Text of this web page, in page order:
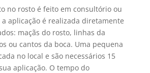
no rosto é feito em consultório ou
aplicação é realizada diretamente
maçãs do rosto, linhas da
ou cantos da boca. Uma pequena
no local e são necessários 15
aplicação. O tempo do